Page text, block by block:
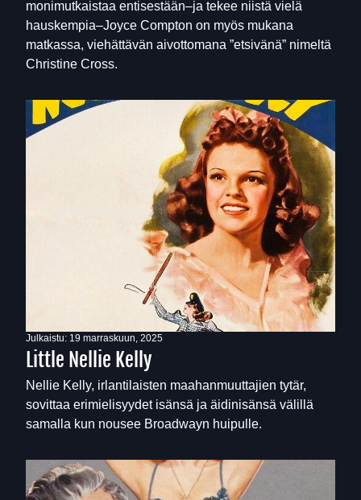
monimutkaistaa entisestään–ja tekee niistä vielä
hauskempia–Joyce Compton on myös mukana
matkassa, viehättävän aivottomana ”etsivänä” nimeltä
Christine Cross.
Julkaistu: 19 marraskuun, 2025
Little Nellie Kelly
Nellie Kelly, irlantilaisten maahanmuuttajien tytär,
sovittaa erimielisyydet isänsä ja äidinisänsä välillä
samalla kun nousee Broadwayn huipulle.